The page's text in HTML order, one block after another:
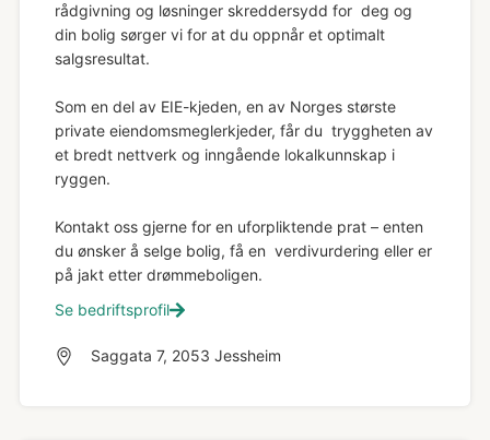
rådgivning og løsninger skreddersydd for deg og
din bolig sørger vi for at du oppnår et optimalt
salgsresultat.
Som en del av EIE-kjeden, en av Norges største
private eiendomsmeglerkjeder, får du tryggheten av
et bredt nettverk og inngående lokalkunnskap i
ryggen.
Kontakt oss gjerne for en uforpliktende prat – enten
du ønsker å selge bolig, få en verdivurdering eller er
på jakt etter drømmeboligen.
Se bedriftsprofil
Saggata 7, 2053 Jessheim